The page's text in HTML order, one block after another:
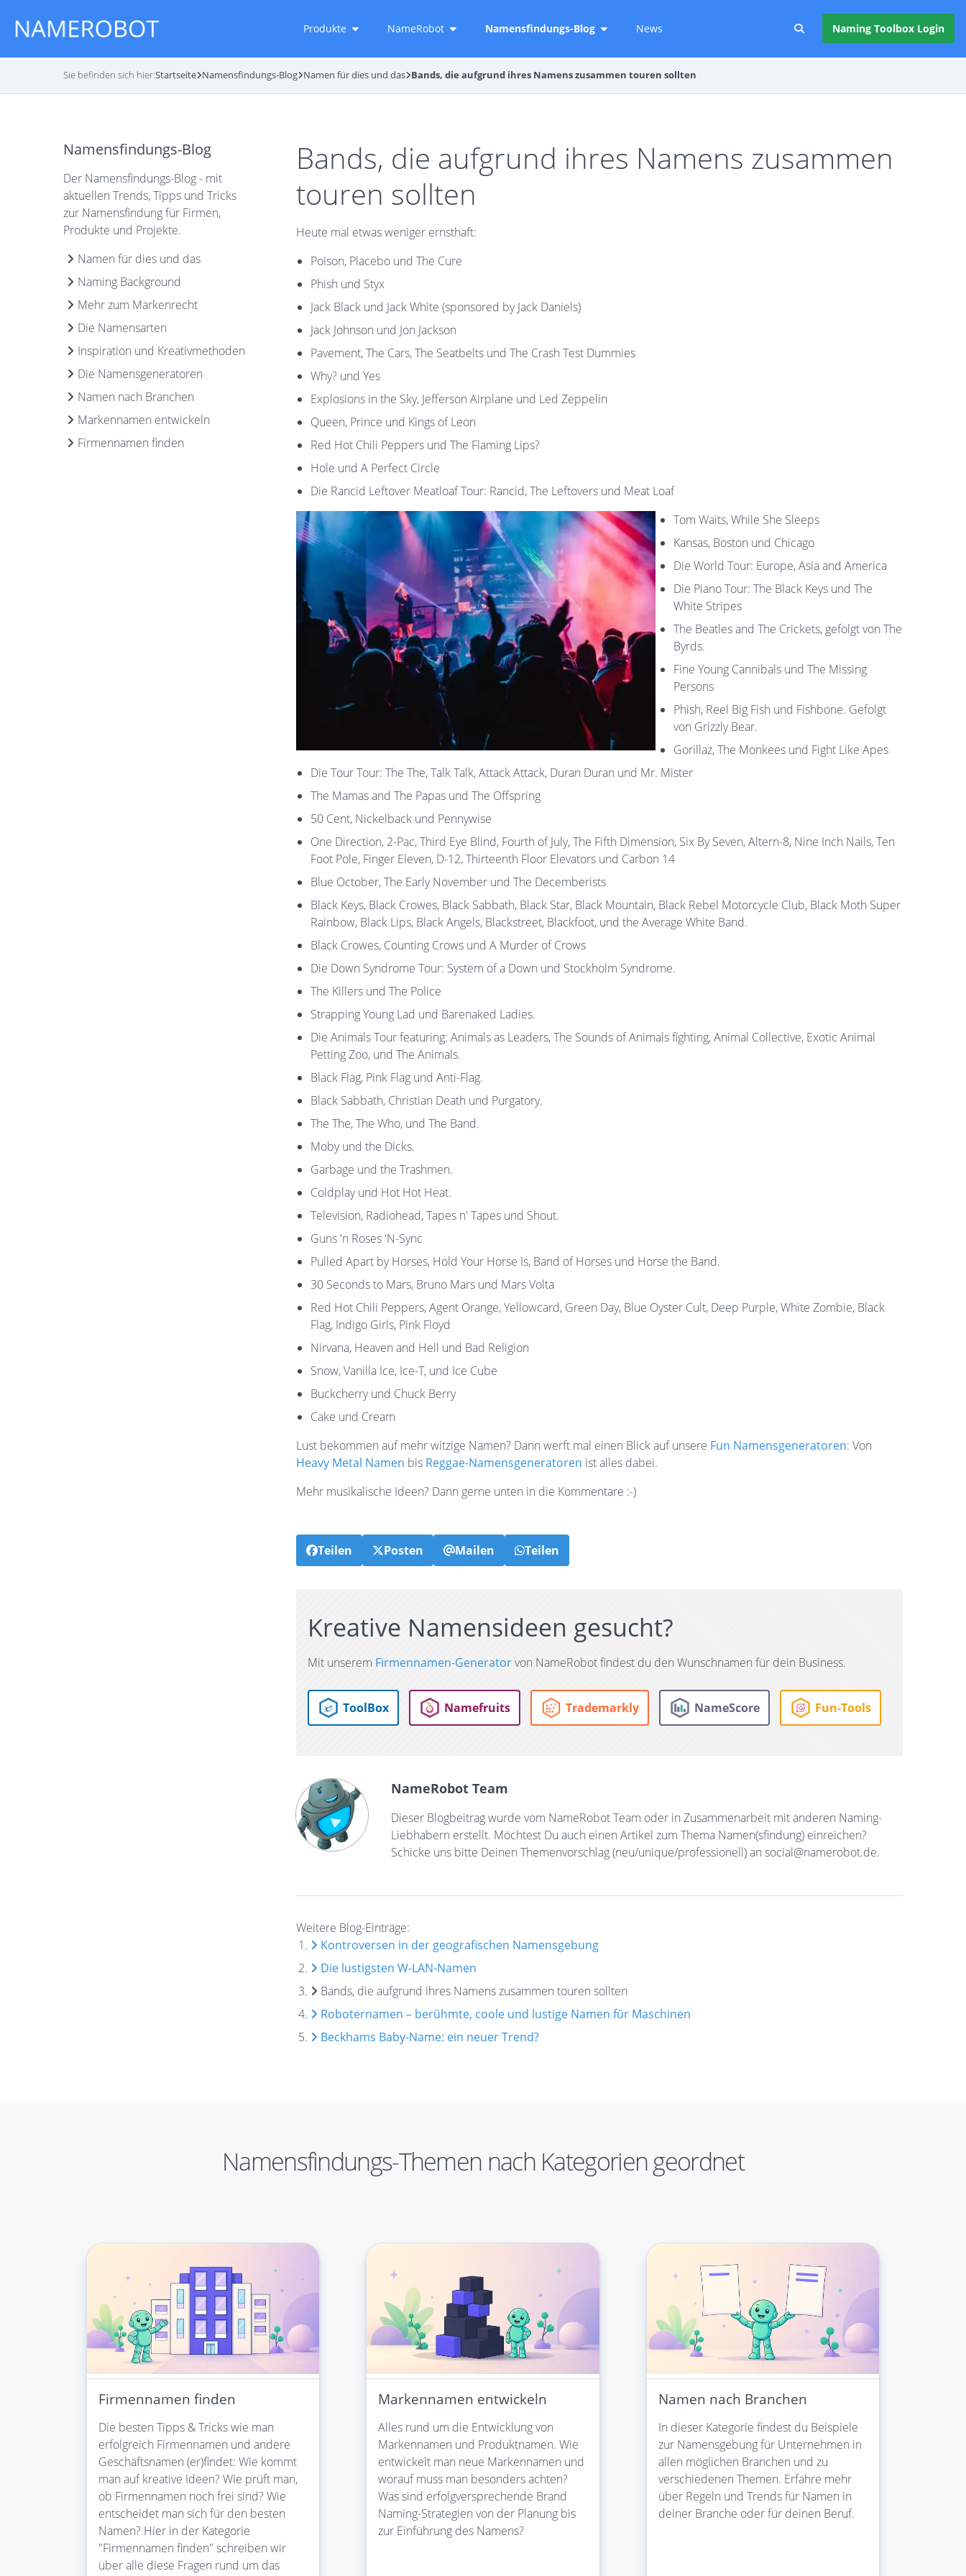
Produkte NameRobot Namensfindungs-Blog News Naming Toolbox Login
Sie befinden sich hier:Startseite Namensfindungs-Blog Namen für dies und das Bands, die aufgrund ihres Namens zusammen touren sollten
Bands, die aufgrund ihres Namens zusammen
touren sollten
Heute mal etwas weniger ernsthaft:
Poison, Placebo und The Cure
Phish und Styx
Jack Black und Jack White (sponsored by Jack Daniels)
Jack Johnson und Jon Jackson
Pavement, The Cars, The Seatbelts und The Crash Test Dummies
Why? und Yes
Explosions in the Sky, Jefferson Airplane und Led Zeppelin
Queen, Prince und Kings of Leon
Red Hot Chili Peppers und The Flaming Lips?
Hole und A Perfect Circle
Die Rancid Leftover Meatloaf Tour: Rancid, The Leftovers und Meat Loaf
Tom Waits, While She Sleeps
Kansas, Boston und Chicago
Die World Tour: Europe, Asia and America
Die Piano Tour: The Black Keys und The
White Stripes
The Beatles and The Crickets, gefolgt von The
Byrds.
Fine Young Cannibals und The Missing
Persons
Phish, Reel Big Fish und Fishbone. Gefolgt
von Grizzly Bear.
Gorillaz, The Monkees und Fight Like Apes
Die Tour Tour: The The, Talk Talk, Attack Attack, Duran Duran und Mr. Mister
The Mamas and The Papas und The Offspring
50 Cent, Nickelback und Pennywise
One Direction, 2-Pac, Third Eye Blind, Fourth of July, The Fifth Dimension, Six By Seven, Altern-8, Nine Inch Nails, Ten
Foot Pole, Finger Eleven, D-12, Thirteenth Floor Elevators und Carbon 14
Blue October, The Early November und The Decemberists
Black Keys, Black Crowes, Black Sabbath, Black Star, Black Mountain, Black Rebel Motorcycle Club, Black Moth Super
Rainbow, Black Lips, Black Angels, Blackstreet, Blackfoot, und the Average White Band.
Black Crowes, Counting Crows und A Murder of Crows
Die Down Syndrome Tour: System of a Down und Stockholm Syndrome.
The Killers und The Police
Strapping Young Lad und Barenaked Ladies.
Die Animals Tour featuring: Animals as Leaders, The Sounds of Animals fighting, Animal Collective, Exotic Animal
Petting Zoo, und The Animals.
Black Flag, Pink Flag und Anti-Flag.
Black Sabbath, Christian Death und Purgatory.
The The, The Who, und The Band.
Moby und the Dicks.
Garbage und the Trashmen.
Coldplay und Hot Hot Heat.
Television, Radiohead, Tapes n' Tapes und Shout.
Guns 'n Roses 'N-Sync
Pulled Apart by Horses, Hold Your Horse Is, Band of Horses und Horse the Band.
30 Seconds to Mars, Bruno Mars und Mars Volta
Red Hot Chili Peppers, Agent Orange, Yellowcard, Green Day, Blue Oyster Cult, Deep Purple, White Zombie, Black
Flag, Indigo Girls, Pink Floyd
Nirvana, Heaven and Hell und Bad Religion
Snow, Vanilla Ice, Ice-T, und Ice Cube
Buckcherry und Chuck Berry
Cake und Cream
Lust bekommen auf mehr witzige Namen? Dann werft mal einen Blick auf unsere Fun Namensgeneratoren: Von
Heavy Metal Namen bis Reggae-Namensgeneratoren ist alles dabei.
Mehr musikalische Ideen? Dann gerne unten in die Kommentare :-)
Teilen Posten Mailen Teilen
Kreative Namensideen gesucht?
Mit unserem Firmennamen-Generatorvon NameRobot findest du den Wunschnamen für dein Business.
ToolBox Namefruits Trademarkly NameScore Fun-Tools
NameRobot Team
Dieser Blogbeitrag wurde vom NameRobot Team oder in Zusammenarbeit mit anderen Naming-
Liebhabern erstellt. Möchtest Du auch einen Artikel zum Thema Namen(sfindung) einreichen?
Schicke uns bitte Deinen Themenvorschlag (neu/unique/professionell) an social@namerobot.de.
Weitere Blog-Einträge:
Kontroversen in der geografischen Namensgebung
Die lustigsten W-LAN-Namen
Bands, die aufgrund ihres Namens zusammen touren sollten
Roboternamen – berühmte, coole und lustige Namen für Maschinen
Beckhams Baby-Name: ein neuer Trend?
Namensfindungs-Blog
Der Namensfindungs-Blog - mit
aktuellen Trends, Tipps und Tricks
zur Namensfindung für Firmen,
Produkte und Projekte.
Namen für dies und das
Naming Background
Mehr zum Markenrecht
Die Namensarten
Inspiration und Kreativmethoden
Die Namensgeneratoren
Namen nach Branchen
Markennamen entwickeln
Firmennamen finden
Namensfindungs-Themen nach Kategorien geordnet
Firmennamen finden
Die besten Tipps & Tricks wie man
erfolgreich Firmennamen und andere
Geschäftsnamen (er)findet: Wie kommt
man auf kreative Ideen? Wie prüft man,
ob Firmennamen noch frei sind? Wie
entscheidet man sich für den besten
Namen? Hier in der Kategorie
"Firmennamen finden" schreiben wir
über alle diese Fragen rund um das
Markennamen entwickeln
Alles rund um die Entwicklung von
Markennamen und Produktnamen. Wie
entwickelt man neue Markennamen und
worauf muss man besonders achten?
Was sind erfolgversprechende Brand
Naming-Strategien von der Planung bis
zur Einführung des Namens?
Namen nach Branchen
In dieser Kategorie findest du Beispiele
zur Namensgebung für Unternehmen in
allen möglichen Branchen und zu
verschiedenen Themen. Erfahre mehr
über Regeln und Trends für Namen in
deiner Branche oder für deinen Beruf.